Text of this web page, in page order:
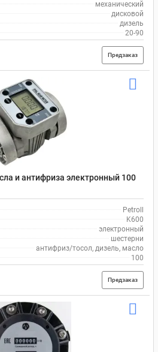
механический
дисковой
дизель
20-90
Предзаказ
и антифриза электронный 100
Petroll
K600
электронный
шестерни
антифриз/тосол, дизель, масло
100
Предзаказ